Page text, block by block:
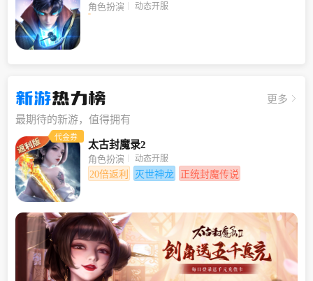
角色扮演 动态开服
新游热力榜
更多
最期待的新游，值得拥有
代金券
太古封魔录2
角色扮演 动态开服
20倍返利 灭世神龙 正统封魔传说